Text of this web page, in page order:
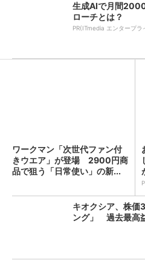
生成AIで月間
ローチとは？
PR(ITmedia エンタープラ
ワークマン「次世代ファン付
きウエア」が登場 2900円商
品で狙う「日常使い」の新...
キオクシア、株価
ング」 過去最高